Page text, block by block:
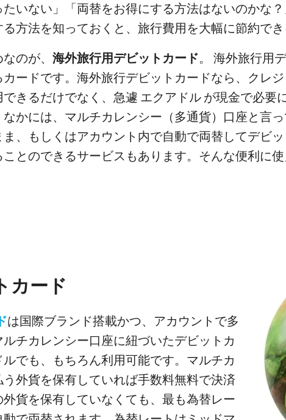
たいない」「両替をお得にする方法はないのかな
る方法を知っておくと、旅行費用を大幅に節約でき
のが、 海外旅行用デビットカード。 海外旅行用
ードです。海外旅行デビットカードなら、クレ
きるだけでなく、急遽 エクアドル が現金で必要
かには、マルチカレンシー（多通貨）口座と言
ま、もしくはアカウント内で自動で両替してデビ
とのできるサービスもあります。そんな便利に
カード
は国際ブランド搭載かつ、アカウントで多
チカレンシー口座に紐づいたデビットカ
でも、もちろん利用可能です。マルチカ
外貨を保有していれば手数料無料で決済
貨を保有していなくても、最も為替レー